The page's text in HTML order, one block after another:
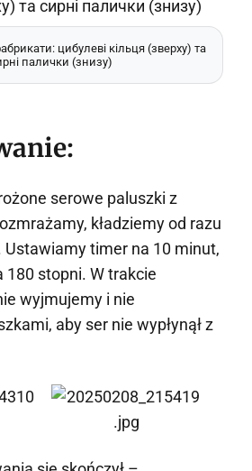
цибулеві кільця (зверху) та
палички (знизу)
serowe paluszki z
kładziemy od razu
timer na 10 minut,
stopni. W trakcie
wyjmujemy i nie
aby ser nie wypłynął z